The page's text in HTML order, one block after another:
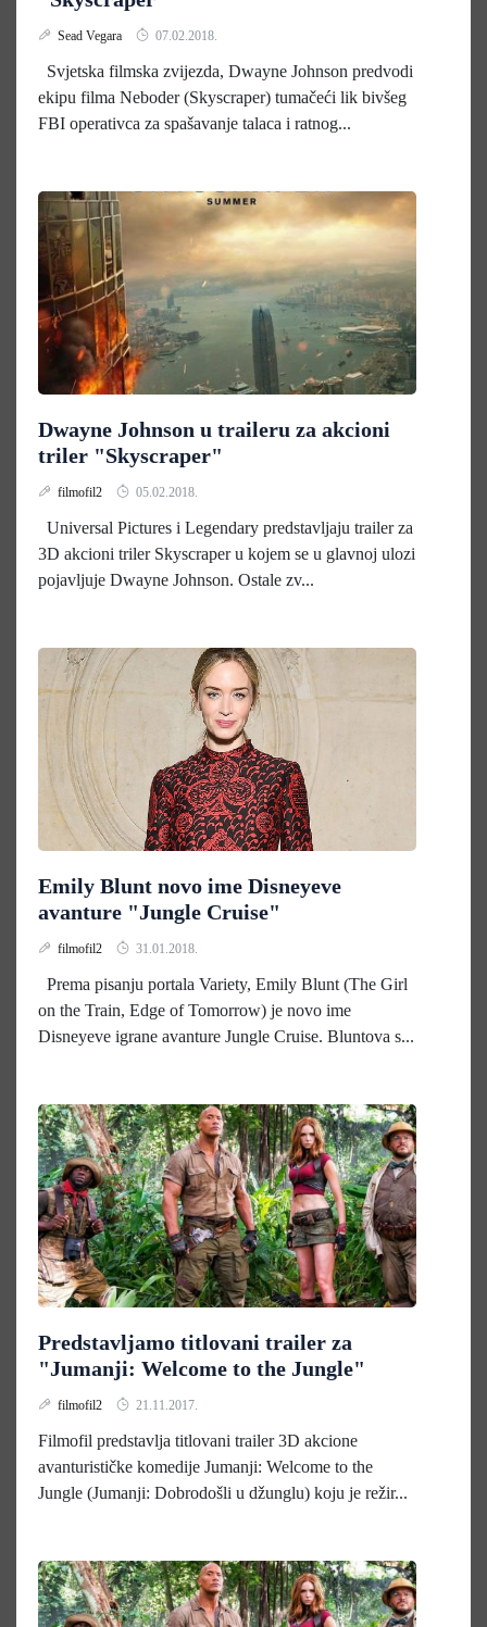
Sead Vegara 07.02.2018.
Svjetska filmska zvijezda, Dwayne Johnson predvodi
ekipu filma Neboder (Skyscraper) tumačeći lik bivšeg
FBI operativca za spašavanje talaca i ratnog...
Dwayne Johnson u traileru za akcioni
triler "Skyscraper"
filmofil2 05.02.2018.
Universal Pictures i Legendary predstavljaju trailer za
3D akcioni triler Skyscraper u kojem se u glavnoj ulozi
pojavljuje Dwayne Johnson. Ostale zv...
Emily Blunt novo ime Disneyeve
avanture "Jungle Cruise"
filmofil2 31.01.2018.
Prema pisanju portala Variety, Emily Blunt (The Girl
on the Train, Edge of Tomorrow) je novo ime
Disneyeve igrane avanture Jungle Cruise. Bluntova s...
Predstavljamo titlovani trailer za
"Jumanji: Welcome to the Jungle"
filmofil2 21.11.2017.
Filmofil predstavlja titlovani trailer 3D akcione
avanturističke komedije Jumanji: Welcome to the
Jungle (Jumanji: Dobrodošli u džunglu) koju je režir...